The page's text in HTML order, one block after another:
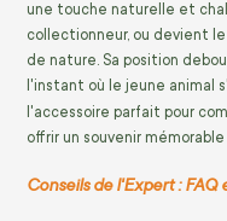
une touche naturelle et
collectionneur, ou devient
de nature. Sa position
l'instant où le jeune animal
l'accessoire parfait pour
offrir un souvenir
Conseils de l'Expert : FAQ